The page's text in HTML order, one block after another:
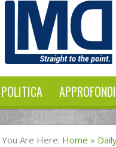
POLITICA
You Are Here: Home »